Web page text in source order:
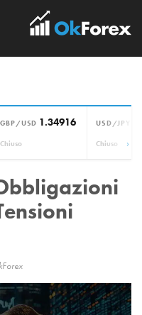
GBP/USD 1.34916
Chiuso
USD/JPY
Chiuso ›